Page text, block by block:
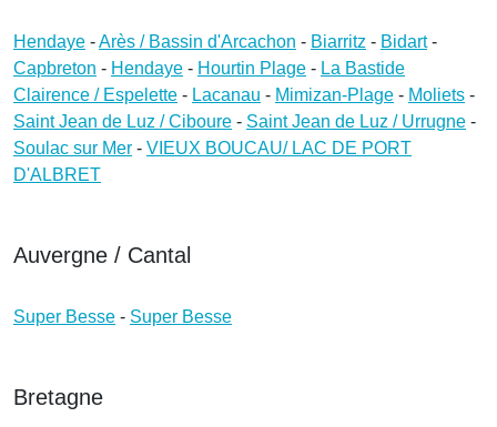
Hendaye -Arès / Bassin d'Arcachon - Biarritz - Bidart-
Capbreton - Hendaye - Hourtin Plage - La Bastide
Clairence / Espelette - Lacanau - Mimizan-Plage - Moliets -
Saint Jean de Luz / Ciboure - Saint Jean de Luz / Urrugne -
Soulac sur Mer - VIEUX BOUCAU/ LAC DE PORT
D'ALBRET
Auvergne / Cantal
Super Besse - Super Besse
Bretagne